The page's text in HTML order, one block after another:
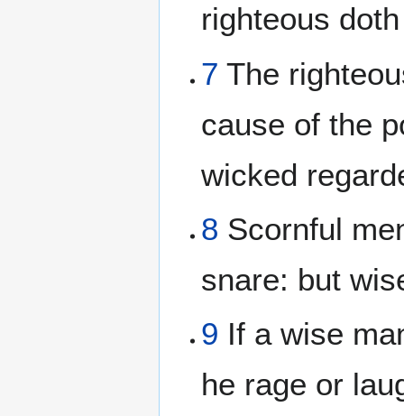
righteous
7 The
cause of the
wicked
8 Scornful
snare: but
9 If a wise
he rage or